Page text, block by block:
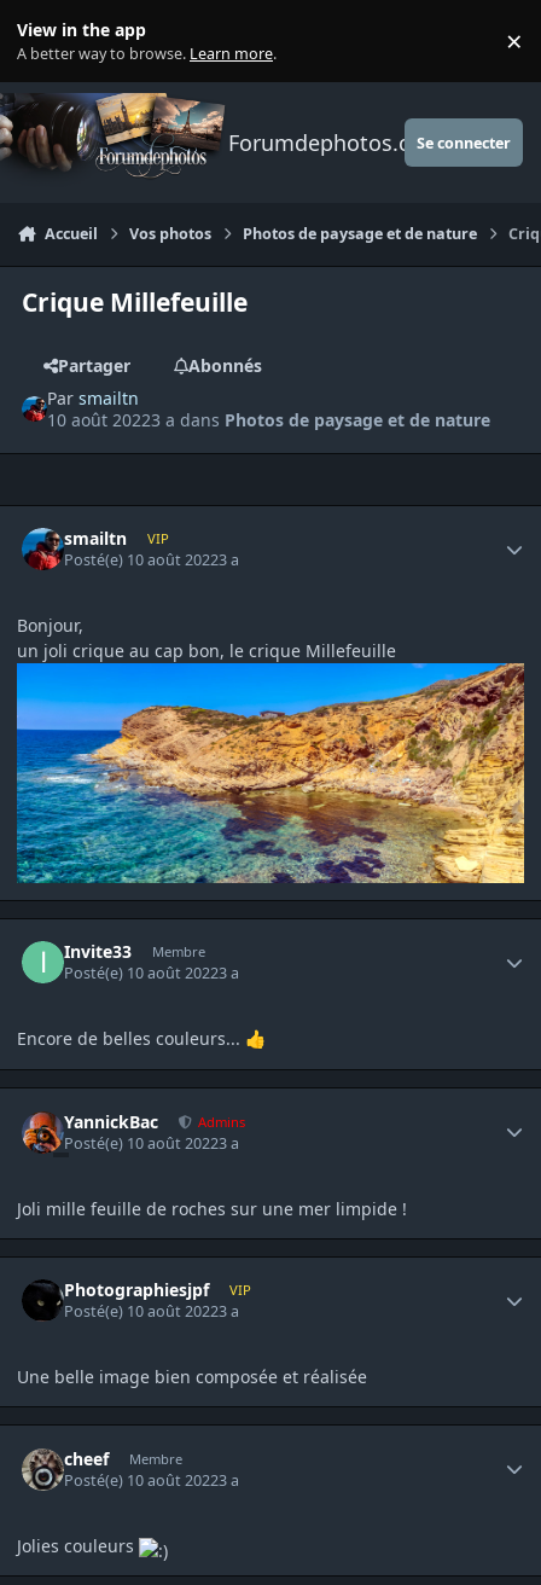
View in the app
A better way to browse. Learn more. ×
Forumdephotos.comSe connecter
Accueil Vos photos Photos de paysage et de nature
Crique Millefeuille
Partager
Abonnés
Parsmailtn
10 août 20223 a dans Photos de paysage et de nature
smailtn VIP
Posté(e) 10 août 20223 a
Bonjour,
un joli crique au cap bon, le crique Millefeuille
Invite33 Membre
Posté(e) 10 août 20223 a
Encore de belles couleurs... 👍
YannickBac Admins
Posté(e) 10 août 20223 a
Joli mille feuille de roches sur une mer limpide !
Photographiesjpf VIP
Posté(e) 10 août 20223 a
Une belle image bien composée et réalisée
cheef Membre
Posté(e) 10 août 20223 a
Jolies couleurs